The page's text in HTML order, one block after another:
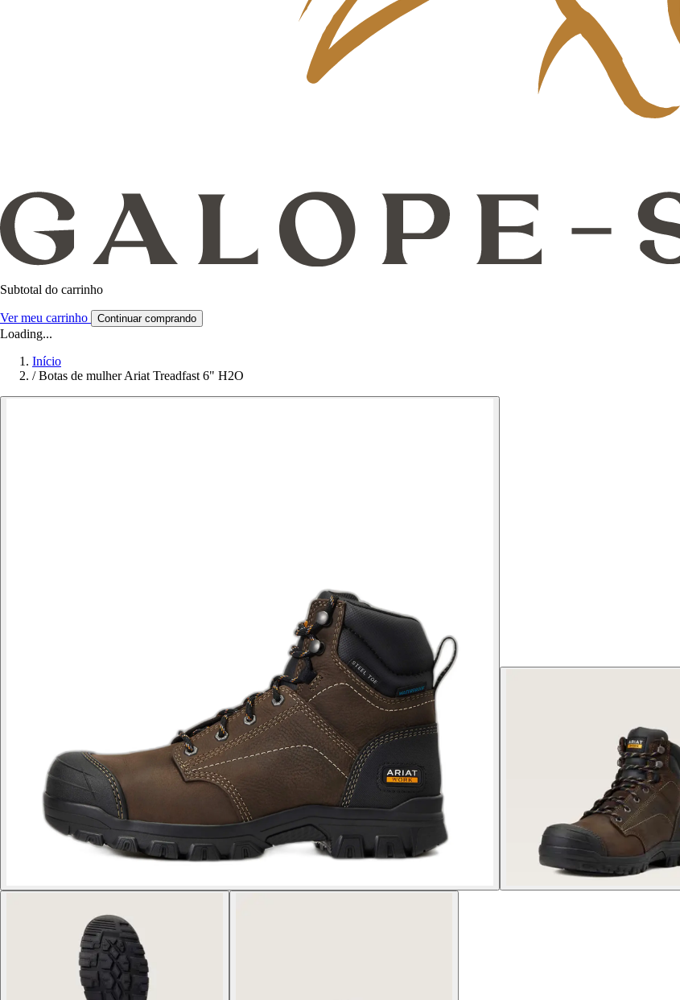
Subtotal do carrinho
Ver meu carrinho Continuar comprando
Loading...
Início
/ Botas de mulher Ariat Treadfast 6" H2O